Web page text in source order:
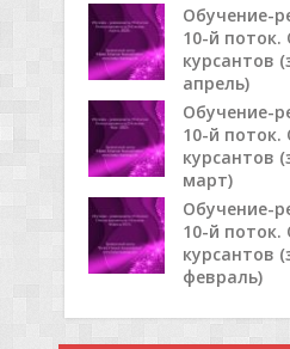
Обучение-
10-й поток.
курсантов
апрель)
Обучение-
10-й поток.
курсантов
март)
Обучение-
10-й поток.
курсантов
февраль)